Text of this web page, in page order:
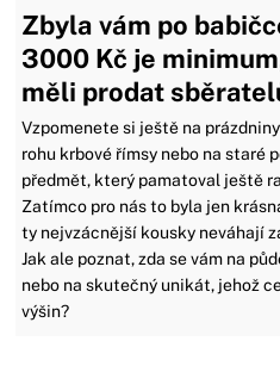
Zbyla vám po
3000 Kč je
měli prodat
Vzpomenete si ještě na
rohu krbové římsy nebo na staré
předmět, který pamatoval ještě
Zatímco pro nás to byla jen
ty nejvzácnější kousky neváhají
Jak ale poznat, zda se vám na
nebo na skutečný unikát, jehož
výšin?